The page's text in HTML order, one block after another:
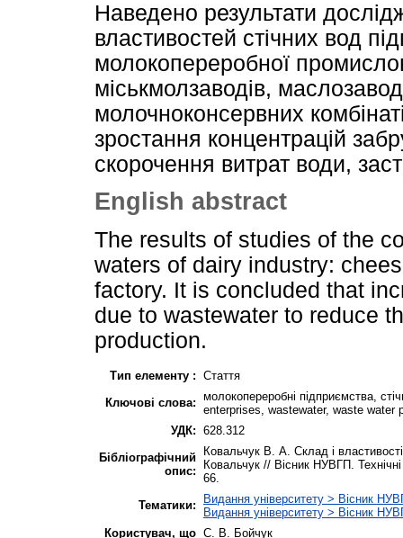
Наведено результати
властивостей стічних вод
молокопереробної
міськмолзаводів,
молочноконсервних
зростання концентрацій
скорочення витрат води,
English abstract
The results of studies of the
waters of dairy industry:
factory. It is concluded that
due to wastewater to reduce
production.
Тип елементу : Стаття
Ключові слова: молокопереробні підприємства,
enterprises, wastewater, waste water
УДК: 628.312
Бібліографічний
опис:
Ковальчук В. А. Склад і
Ковальчук // Вісник НУВГП.
66.
Тематики:
Видання університету > Вісник
Видання університету > Вісник
Користувач, що С. В. Бойчук